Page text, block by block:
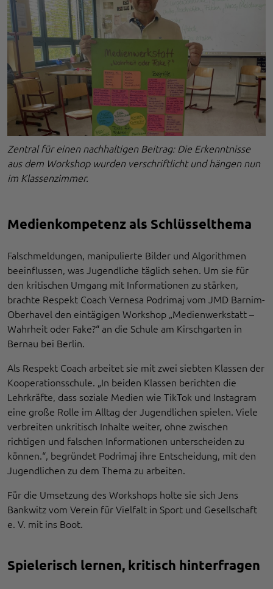
Zentral für einen nachhaltigen Beitrag: Die Erkenntnisse
aus dem Workshop wurden verschriftlicht und hängen nun
im Klassenzimmer.
Medienkompetenz als Schlüsselthema
Falschmeldungen, manipulierte Bilder und Algorithmen
beeinflussen, was Jugendliche täglich sehen. Um sie für
den kritischen Umgang mit Informationen zu stärken,
brachte Respekt Coach Vernesa Podrimaj vom JMD Barnim-
Oberhavel den eintägigen Workshop „Medienwerkstatt –
Wahrheit oder Fake?“ an die Schule am Kirschgarten in
Bernau bei Berlin.
Als Respekt Coach arbeitet sie mit zwei siebten Klassen der
Kooperationsschule. „In beiden Klassen berichten die
Lehrkräfte, dass soziale Medien wie TikTok und Instagram
eine große Rolle im Alltag der Jugendlichen spielen. Viele
verbreiten unkritisch Inhalte weiter, ohne zwischen
richtigen und falschen Informationen unterscheiden zu
können.“, begründet Podrimaj ihre Entscheidung, mit den
Jugendlichen zu dem Thema zu arbeiten.
Für die Umsetzung des Workshops holte sie sich Jens
Bankwitz vom Verein für Vielfalt in Sport und Gesellschaft
e. V. mit ins Boot.
Spielerisch lernen, kritisch hinterfragen